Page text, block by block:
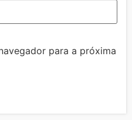
para a próxima